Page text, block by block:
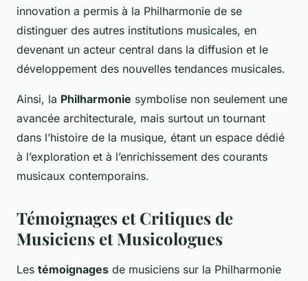
innovation a permis à la Philharmonie de se
distinguer des autres institutions musicales, en
devenant un acteur central dans la diffusion et le
développement des nouvelles tendances musicales.
Ainsi, la Philharmonie symbolise non seulement une
avancée architecturale, mais surtout un tournant
dans l’histoire de la musique, étant un espace dédié
à l’exploration et à l’enrichissement des courants
musicaux contemporains.
Témoignages et Critiques de
Musiciens et Musicologues
Les témoignages de musiciens sur la Philharmonie